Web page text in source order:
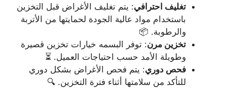
تغليف احترافي: يتم تغليف الأغراض قبل التخزين
باستخدام مواد عالية الجودة لحمايتها من الأتربة
والرطوبة. 📦
تخزين مرن: توفر البسمه خيارات تخزين قصيرة
وطويلة الأمد حسب احتياجات العميل. ⏳
فحص دوري: يتم فحص الأغراض بشكل دوري
للتأكد من سلامتها أثناء فترة التخزين. 🔍